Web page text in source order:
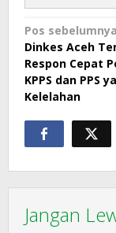
Navigasi
pos
Pos sebelumnya
Dinkes Aceh
Respon Cepat
KPPS dan PPS
Kelelahan
Jangan